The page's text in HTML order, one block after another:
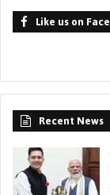
Like us on
Recent News